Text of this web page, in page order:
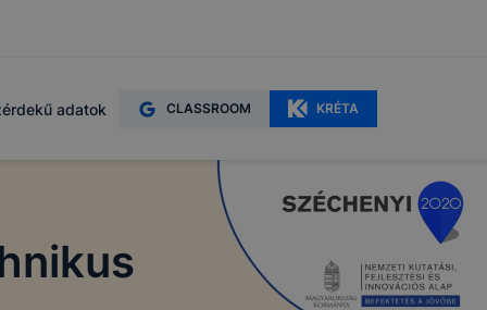
adatok CLASSROOM KRÉTA